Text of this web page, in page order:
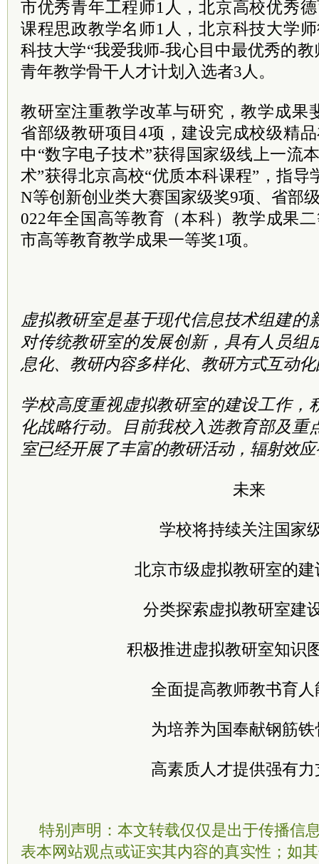
市优秀青年工程师1人，北京高校优秀
课程思政教学名师1人，北京科技大学
科技大学“我爱我师-我心目中最优秀的
青年教学骨干人才计划入选者3人。
教研室注重教学改革与研究，教学成果
省部级教研项目4项，建设完成校级精
中“数字电子技术”获得国家级线上一流
术”获得北京高校“优质本科课程”，指导
N等创新创业类大赛国家级奖9项、省部
022年全国高等教育（本科）教学成果
市高等教育教学成果一等奖1项。
虚拟教研室是基于现代信息技术组建的
对传统教研室的发展创新，具有人员组
息化、教研内容多样化、教研方式互动
学校高度重视虚拟教研室的建设工作，
化战略行动。目前我校入选教育部及重
室已经开展了丰富的教研活动，辐射效
未来
学校将持续关注国家
北京市级虚拟教研室的建
分类探索虚拟教研室建
积极推进虚拟教研室知识
全面提高教师教书育人
为培养为国奉献钢筋铁
高素质人才提供强有力
特别声明：本文转载仅仅是出于传播信
表本网站观点或证实其内容的真实性；如